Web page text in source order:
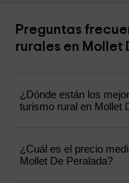
Preguntas
rurales en Mollet
¿Dónde están los
turismo rural en Mollet
¿Cuál es el precio
Mollet De Peralada?